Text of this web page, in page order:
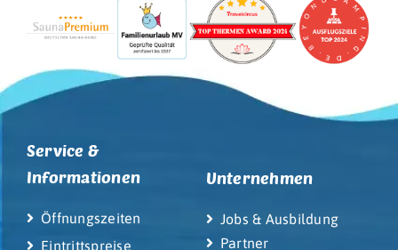
Service &
Informationen
Öffnungszeiten
Eintrittspreise
Unternehmen
Jobs & Ausbildung
Partner